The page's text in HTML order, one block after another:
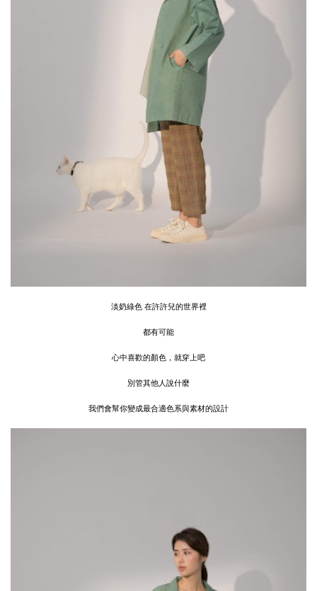
淡奶綠色 在許許兒的世界裡
都有可能
心中喜歡的顏色，就穿上吧
別管其他人說什麼
我們會幫你變成最合適色系與素材的設計